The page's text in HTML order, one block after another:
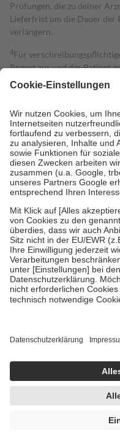
Prüfungen, die zu deiner
Lieferfrist um die Dauer der
verlängern.
4Für
Rezept aus und der Patient
gesetzliche
Kosten dafür, der
Grundsätzlich leisten
Prozent des Abgabepreises,
höchstens zehn Euro.Es sind
Kosten der Leistung zu
Diese Regeln gelten
Bei Heilmitteln und
Zuzahlung zehn Prozent der
Verordnung.
Um das Engagement der
stärken und die besondere
fallenkeine Zuzahlungenan
• Kindern und Jugendlichen
mit Ausnahme der
• Untersuchungen zur
GKV getragen werden
Einholung von
getroffen, um
handelt. Mehr
https://help.etrusted.com/